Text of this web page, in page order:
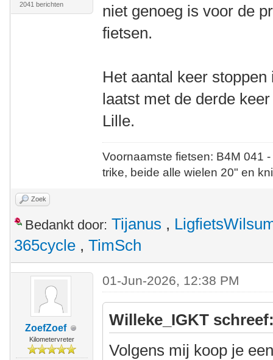
2041 berichten
niet genoeg is voor de
fietsen.
Het aantal keer
laatst met de derde
Lille.
Voornaamste fietsen: B4M
trike, beide alle wielen 20" en
Zoek
Bedankt door: Tijanus ,
365cycle , TimSch
ZoefZoef
Kilometervreter
01-Jun-2026, 12:38 PM
Willeke_IGKT
Volgens mij koop je